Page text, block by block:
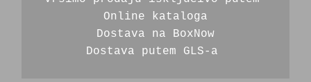
Online kataloga
Dostava na BoxNow
Dostava putem GLS-a